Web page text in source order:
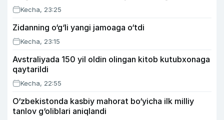
Kecha, 23:25
Zidanning o‘g‘li yangi jamoaga o‘tdi
Kecha, 23:15
Avstraliyada 150 yil oldin olingan kitob kutubxonaga
qaytarildi
Kecha, 22:55
O‘zbekistonda kasbiy mahorat bo‘yicha ilk milliy
tanlov g‘oliblari aniqlandi